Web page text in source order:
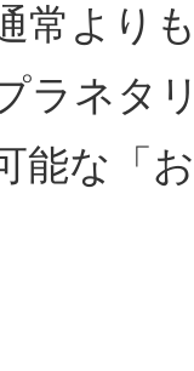
常より
ラネタ
能な「